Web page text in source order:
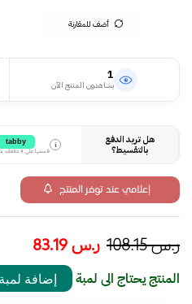
أضف للمقارنة
1
يشاهدون المنتج الآن
هل تريد الدفع
بالتقسيط؟
i
tabby
قسمها على 4 دفعات بدون تعقيد
إعلامي عند توفر المنتج
ر.س108.15 ر.س
المنتج يحتاج الى لمبة إضافة لمبة